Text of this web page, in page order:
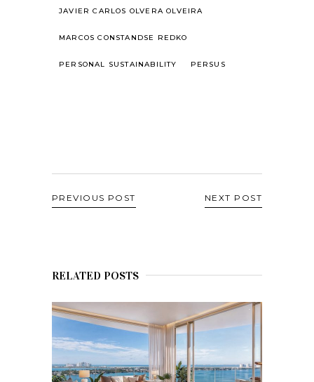
JAVIER CARLOS OLVERA OLVEIRA
MARCOS CONSTANDSE REDKO
PERSONAL SUSTAINABILITY PERSUS
PREVIOUS POST NEXT POST
RELATED POSTS